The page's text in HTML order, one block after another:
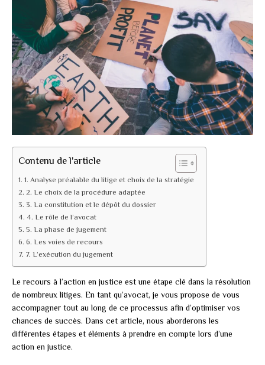
Contenu de l'article
1. Analyse préalable du litige et choix de la stratégie
2. Le choix de la procédure adaptée
3. La constitution et le dépôt du dossier
4. Le rôle de l’avocat
5. La phase de jugement
6. Les voies de recours
7. L’exécution du jugement
Le recours à l’action en justice est une étape clé dans la résolution
de nombreux litiges. En tant qu’avocat, je vous propose de vous
accompagner tout au long de ce processus afin d’optimiser vos
chances de succès. Dans cet article, nous aborderons les
différentes étapes et éléments à prendre en compte lors d’une
action en justice.